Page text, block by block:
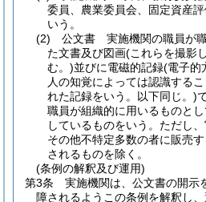
委員、農業委員会、固定資産
いう。
(2)
公文書 実施機関の職員が
た文書及び図画(これらを撮影
む。)並びに電磁的記録(電子的
人の知覚によっては認識する
れた記録をいう。以下同じ。)
職員が組織的に用いるものと
しているものをいう。 ただし
その他不特定多数の者に販売
されるものを除く。
(条例の解釈及び運用)
第3条
実施機関は、公文書の開示
障されるようこの条例を解釈し、